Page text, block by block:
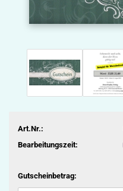
Art.Nr.:
Bearbeitungszeit:
Gutscheinbetrag: